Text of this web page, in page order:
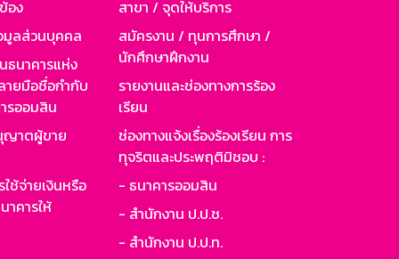
อง
มูลส่วนบุคคล
นาคารแห่ง
ายมือชื่อกำกับ
รออมสิน
ญาตผู้ขาย
ช้จ่ายเงินหรือ
คารให้
สาขา / จุดให้บริการ
สมัครงาน / ทุนการศึกษา /
นักศึกษาฝึกงาน
รายงานและช่องทางการร้อง
เรียน
ช่องทางแจ้งเรื่องร้องเรียน การ
ทุจริตและประพฤติมิชอบ :
- ธนาคารออมสิน
- สำนักงาน ป.ป.ช.
- สำนักงาน ป.ป.ท.